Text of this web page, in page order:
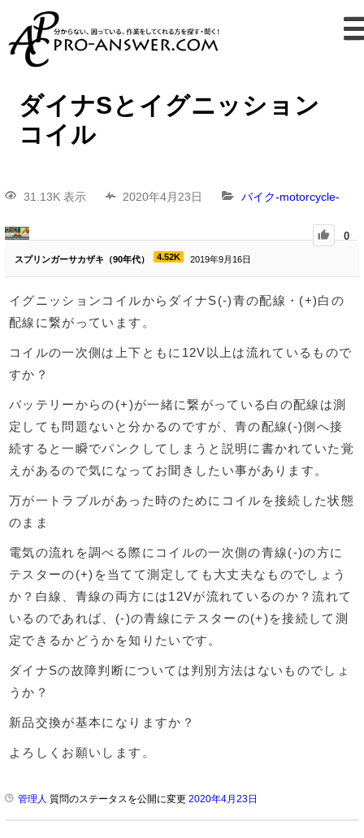
ダイナSとイグニッション
コイル
31.13K 表示 2020年4月23日 バイク-motorcycle-
0
スプリンガーサカザキ（90年代） 4.52K 2019年9月16日
イグニッションコイルからダイナS(-)青の配線・(+)白の
配線に繋がっています。
コイルの一次側は上下ともに12V以上は流れているもので
すか？
バッテリーからの(+)が一緒に繋がっている白の配線は測
定しても問題ないと分かるのですが、青の配線(-)側へ接
続すると一瞬でパンクしてしまうと説明に書かれていた覚
えがあるので気になってお聞きしたい事があります。
万が一トラブルがあった時のためにコイルを接続した状態
のまま
電気の流れを調べる際にコイルの一次側の青線(-)の方に
テスターの(+)を当てて測定しても大丈夫なものでしょう
か？白線、青線の両方には12Vが流れているのか？流れて
いるのであれば、(-)の青線にテスターの(+)を接続して測
定できるかどうかを知りたいです。
ダイナSの故障判断については判別方法はないものでしょ
うか？
新品交換が基本になりますか？
よろしくお願いします。
管理人 質問のステータスを公開に変更 2020年4月23日